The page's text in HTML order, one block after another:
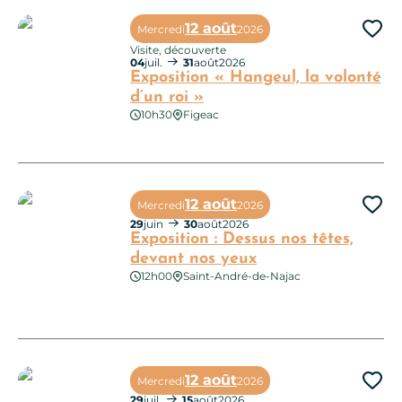
Exposition « Hangeul, la volonté
d’un roi »
10h30 Figeac
Mercredi12 août2026
Visite, découverte
04juil. 31août2026
Exposition : Dessus nos têtes,
devant nos yeux
12h00 Saint-André-de-Najac
Mercredi12 août2026
29juin 30août2026
Mercredi12 août2026